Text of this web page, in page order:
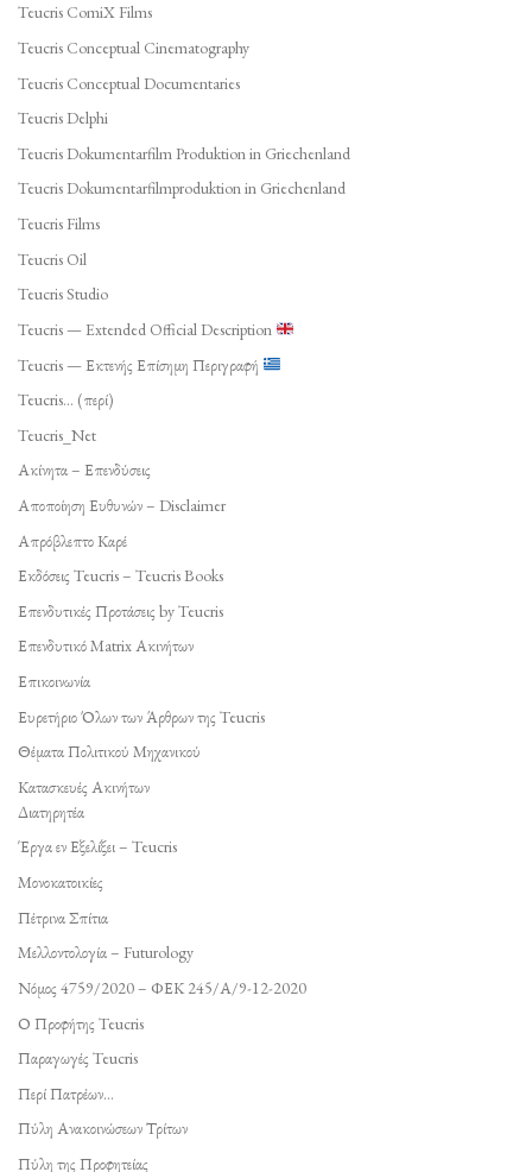
Teucris ComiX Films
Teucris Conceptual Cinematography
Teucris Conceptual Documentaries
Teucris Delphi
Teucris Dokumentarfilm Produktion in Griechenland
Teucris Dokumentarfilmproduktion in Griechenland
Teucris Films
Teucris Oil
Teucris Studio
Teucris — Extended Official Description
Teucris — Εκτενής Επίσημη Περιγραφή
Teucris… (περί)
Teucris_Net
Ακίνητα – Επενδύσεις
Αποποίηση Ευθυνών – Disclaimer
Απρόβλεπτο Καρέ
Εκδόσεις Teucris – Teucris Books
Επενδυτικές Προτάσεις by Teucris
Επενδυτικό Matrix Ακινήτων
Επικοινωνία
Ευρετήριο Όλων των Άρθρων της Teucris
Θέματα Πολιτικού Μηχανικού
Κατασκευές Ακινήτων
Διατηρητέα
Έργα εν Εξελίξει – Teucris
Μονοκατοικίες
Πέτρινα Σπίτια
Μελλοντολογία – Futurology
Νόμος 4759/2020 – ΦΕΚ 245/Α/9-12-2020
Ο Προφήτης Teucris
Παραγωγές Teucris
Περί Πατρέων…
Πύλη Ανακοινώσεων Τρίτων
Πύλη της Προφητείας